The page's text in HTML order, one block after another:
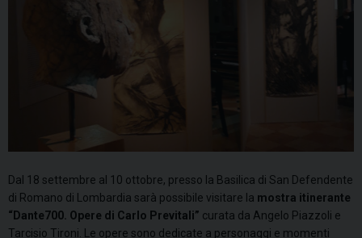
Dal 18 settembre al 10 ottobre, presso la Basilica di San Defendente
di Romano di Lombardia sarà possibile visitare la mostra itinerante
“Dante700. Opere di Carlo Previtali” curata da Angelo Piazzoli e
Tarcisio Tironi. Le opere sono dedicate a personaggi e momenti